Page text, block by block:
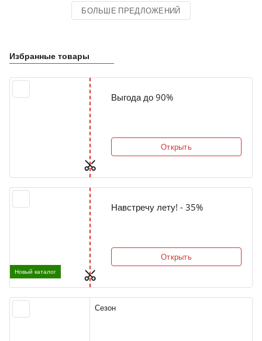
БОЛЬШЕ ПРЕДЛОЖЕНИЙ
Избранные товары
Выгода до 90%
Открыть
Новый каталог
Навстречу лету! - 35%
Открыть
Сезон